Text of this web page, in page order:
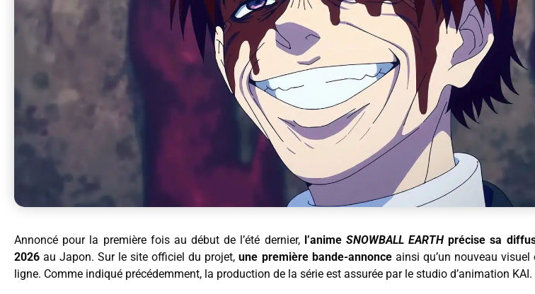
Annoncé pour la première fois au début de l’été dernier, l’anime SNOWBALL EARTH précise sa
2026 au Japon. Sur le site officiel du projet,une première bande-annonceainsi qu’un nouveau visuel
ligne. Comme indiqué précédemment, la production de la série est assurée par le studio d’animation KAI.